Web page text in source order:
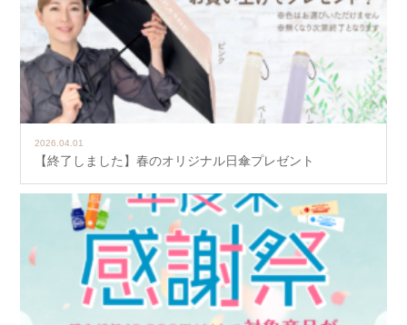
2026.04.01
【終了しました】春のオリジナル日傘プレゼント